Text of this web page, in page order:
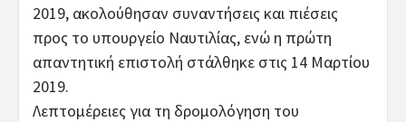
2019, ακολούθησαν συναντήσεις και πιέσεις
προς το υπουργείο Ναυτιλίας, ενώ η πρώτη
απαντητική επιστολή στάλθηκε στις 14 Μαρτίου
2019.
Λεπτομέρειες για τη δρομολόγηση του